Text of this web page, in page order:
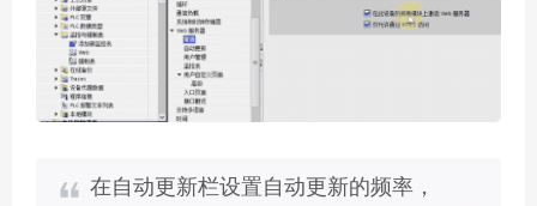
在自动更新栏设置自动更新的频率，